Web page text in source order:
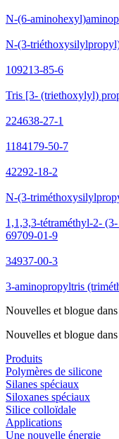
N-(6-
N-(3-
109213-85-6
Tris [3- (triethoxylyl)
224638-27-1
1184179-50-7
42292-18-2
N-(3-
1,1,3,3-tétraméthyl-2-
69709-01-9
34937-00-3
3-aminopropyltris
Nouvelles et blogue
Nouvelles et blogue
Produits
Polymères de silicone
Silanes spéciaux
Siloxanes spéciaux
Silice colloïdale
Applications
Une nouvelle énergie